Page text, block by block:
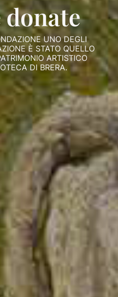
UNO DEGLI
È STATO QUELLO
ARTISTICO
DI BRERA.